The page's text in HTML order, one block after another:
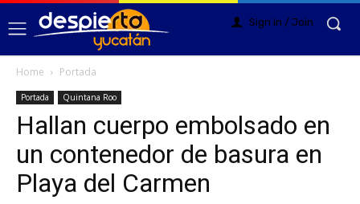
Sign in / Join
Home Portada
Portada Quintana Roo
Hallan cuerpo embolsado en
un contenedor de basura en
Playa del Carmen